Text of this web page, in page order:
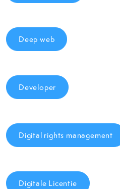
Deep web
Developer
Digital rights management
Digitale Licentie